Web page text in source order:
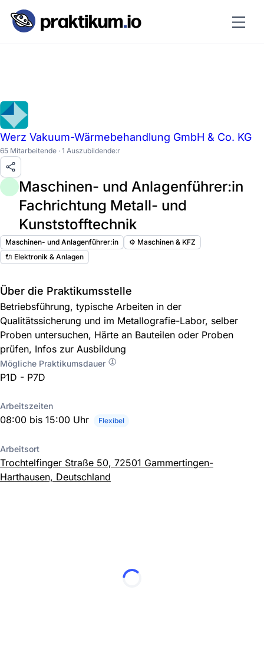
Werz Vakuum-Wärmebehandlung GmbH & Co. KG
65 Mitarbeitende · 1 Auszubildende:r
Maschinen- und Anlagenführer:in
Fachrichtung Metall- und
Kunststofftechnik
Maschinen- und Anlagenführer:in
⚙️ Maschinen & KFZ
🔌 Elektronik & Anlagen
Über die Praktikumsstelle
Betriebsführung, typische Arbeiten in der
Qualitätssicherung und im Metallografie-Labor, selber
Proben untersuchen, Härte an Bauteilen oder Proben
prüfen, Infos zur Ausbildung
Mögliche Praktikumsdauer
P1D - P7D
Arbeitszeiten
08:00 bis 15:00 Uhr Flexibel
Arbeitsort
Trochtelfinger Straße 50, 72501 Gammertingen-
Harthausen, Deutschland